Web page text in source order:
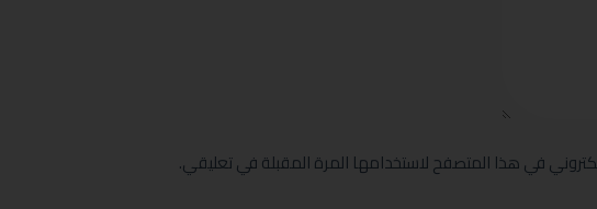
في هذا المتصفح لاستخدامها المرة المقبلة في تعليقي.